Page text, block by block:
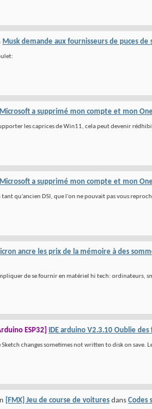
Musk demande aux fournisseurs de puces
a supprimé mon compte et mon
les caprices de Win11, cela peut devenir
a supprimé mon compte et mon
qu'ancien DSI, que l'on ne pouvait pas vous
ancre les prix de la mémoire à des
de se fournir en matériel hi tech: ordinateurs,
ESP32] IDE arduino V2.3.10 Oublie des
Sketch changes sometimes not written to disk on save.
[FMX] Jeu de course de voitures dans Codes